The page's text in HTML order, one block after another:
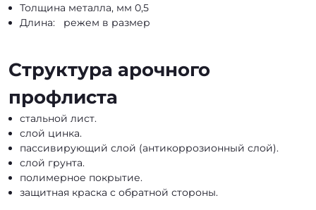
Толщина металла, мм 0,5
Длина: режем в размер
Структура арочного
профлиста
стальной лист.
слой цинка.
пассивирующий слой (антикоррозионный слой).
слой грунта.
полимерное покрытие.
защитная краска с обратной стороны.